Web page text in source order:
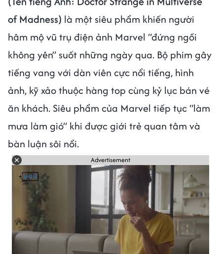
of Madness) là một siêu phẩm khiến người
hâm mộ vũ trụ điện ảnh Marvel “đứng ngồi
không yên” suốt những ngày qua. Bộ phim gây
tiếng vang với dàn viên cực nổi tiếng, hình
ảnh, kỹ xảo thuộc hàng top cùng kỷ lục bán vé
ăn khách. Siêu phẩm của Marvel tiếp tục “làm
mưa làm gió” khi được giới trẻ quan tâm và
bàn luận sôi nổi.
Advertisement